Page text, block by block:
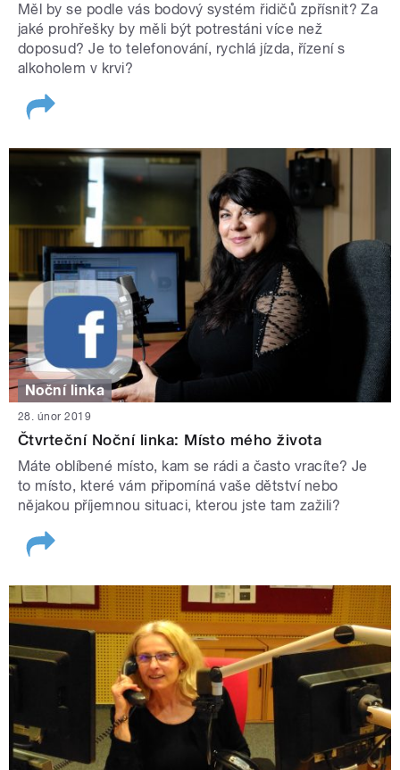
Měl by se podle vás bodový systém řidičů zpřísnit? Za
jaké prohřešky by měli být potrestáni více než
doposud? Je to telefonování, rychlá jízda, řízení s
alkoholem v krvi?
Noční linka
28. únor 2019
Čtvrteční Noční linka: Místo mého života
Máte oblíbené místo, kam se rádi a často vracíte? Je
to místo, které vám připomíná vaše dětství nebo
nějakou příjemnou situaci, kterou jste tam zažili?